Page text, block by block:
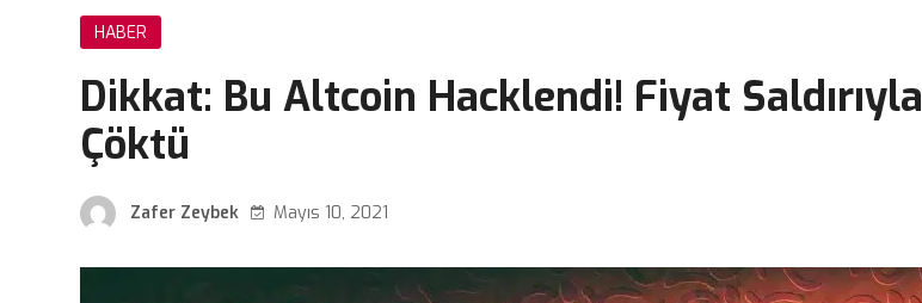
HABER
Dikkat: Bu Altcoin Hacklendi! Fiyat Saldırıyla
Çöktü
Zafer Zeybek Mayıs 10, 2021